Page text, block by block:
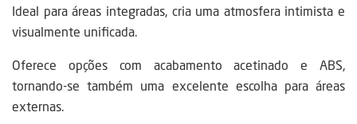
Ideal para áreas integradas, cria uma atmosfera intimista e
visualmente unificada.
Oferece opções com acabamento acetinado e ABS,
tornando-se também uma excelente escolha para áreas
externas.